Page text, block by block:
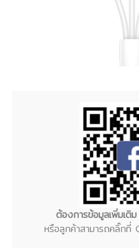
ต้องการข้อมูลเพิ่มเติ
หรือลูกค้าสามารถคลิ๊กที่